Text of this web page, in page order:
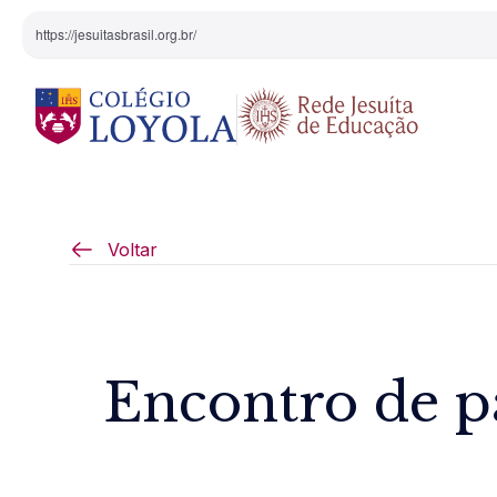
https://jesuitasbrasil.org.br/
Pedagogia Inaciana
Voltar
Encontro de